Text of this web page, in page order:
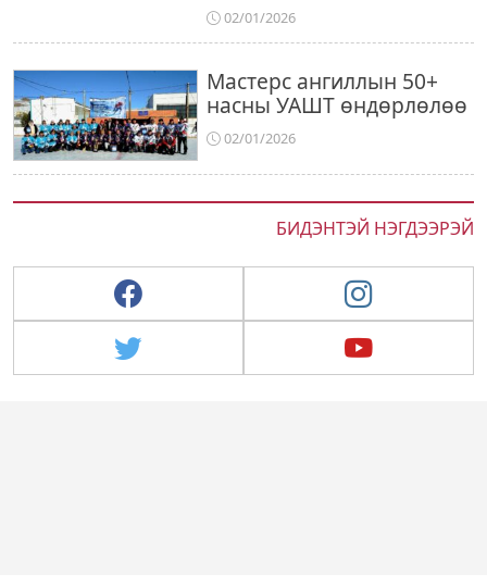
02/01/2026
Мастерс ангиллын 50+
насны УАШТ өндөрлөлөө
02/01/2026
БИДЭНТЭЙ НЭГДЭЭРЭЙ